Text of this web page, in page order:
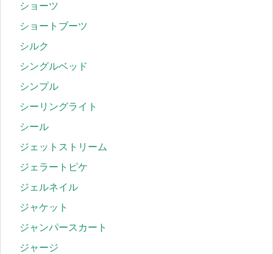
ショーツ
ショートブーツ
シルク
シングルベッド
シンプル
シーリングライト
シール
ジェットストリーム
ジェラートピケ
ジェルネイル
ジャケット
ジャンパースカート
ジャージ